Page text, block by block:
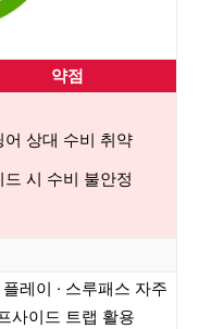
약점
어 상대 수비 취약
드 시 수비 불안정
레이 · 스루패스 자주
사이드 트랩 활용